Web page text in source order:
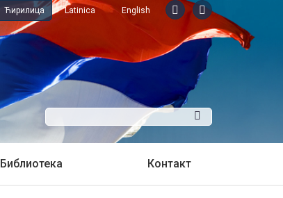
Ћирилица Latinica English
Библиотека Контакт